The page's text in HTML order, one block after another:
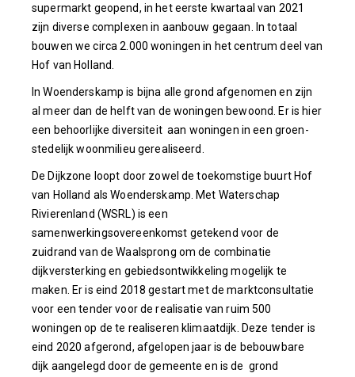
supermarkt geopend, in het eerste kwartaal van 2021
zijn diverse complexen in aanbouw gegaan. In totaal
bouwen we circa 2.000 woningen in het centrum deel van
Hof van Holland.
In Woenderskamp is bijna alle grond afgenomen en zijn
al meer dan de helft van de woningen bewoond. Er is hier
een behoorlijke diversiteit aan woningen in een groen-
stedelijk woonmilieu gerealiseerd.
De Dijkzone loopt door zowel de toekomstige buurt Hof
van Holland als Woenderskamp. Met Waterschap
Rivierenland (WSRL) is een
samenwerkingsovereenkomst getekend voor de
zuidrand van de Waalsprong om de combinatie
dijkversterking en gebiedsontwikkeling mogelijk te
maken. Er is eind 2018 gestart met de marktconsultatie
voor een tender voor de realisatie van ruim 500
woningen op de te realiseren klimaatdijk. Deze tender is
eind 2020 afgerond, afgelopen jaar is de bebouwbare
dijk aangelegd door de gemeente en is de grond